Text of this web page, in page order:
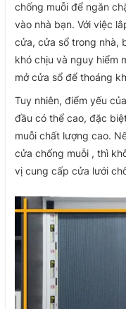
chống muỗi để ngăn
vào nhà bạn. Với việc
cửa, cửa sổ trong nhà,
khó chịu và nguy hiểm
mở cửa sổ để thoáng
Tuy nhiên, điểm yếu
đầu có thể cao, đặc
muỗi chất lượng cao.
cửa chống muỗi , thì
vị cung cấp cửa lưới